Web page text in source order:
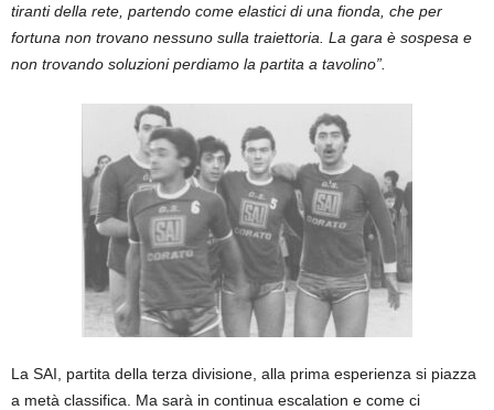
tiranti della rete, partendo come elastici di una fionda, che per
fortuna non trovano nessuno sulla traiettoria. La gara è sospesa e
non trovando soluzioni perdiamo la partita a tavolino”.
La SAI, partita della terza divisione, alla prima esperienza si piazza
a metà classifica. Ma sarà in continua escalation e come ci